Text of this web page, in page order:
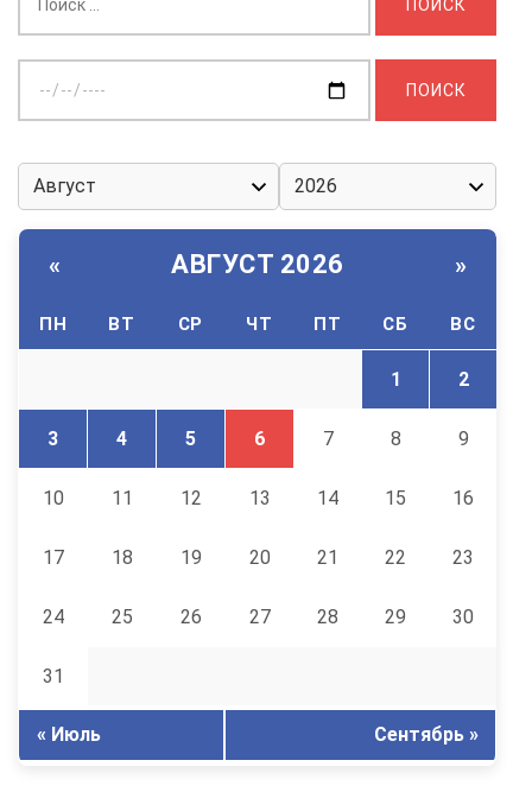
дату:
« АВГУСТ 2026 »
ПН ВТ СР ЧТ ПТ СБ ВС
1 2
3 4 5 6 7 8 9
10 11 12 13 14 15 16
17 18 19 20 21 22 23
24 25 26 27 28 29 30
31
« Июль Сентябрь »